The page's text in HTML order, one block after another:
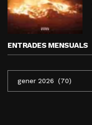
ENTRADES MENSUALS
MENSUALS